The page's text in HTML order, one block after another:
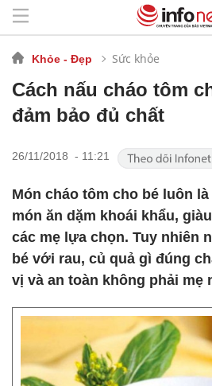
Khỏe - Đẹp Sức khỏe
Cách nấu cháo tôm
đảm bảo đủ chất
26/11/2018 - 11:21
Món cháo tôm cho bé luôn
món ăn dặm khoái khẩu,
các mẹ lựa chọn. Tuy nhiên
bé với rau, củ quả gì đúng
vị và an toàn không phải mẹ